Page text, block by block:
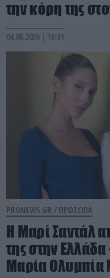
την κόρη της
04.08.2026 | 18:31
PRONEWS.GR / ΠΡΟΣΩΠΑ
Η Μαρί Σαντάλ
της στην
Μαρία Ολυμπία